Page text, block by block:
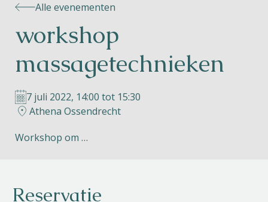
Le Perron
Alle evenementen
workshop
massagetechnieken
7 juli 2022, 14:00 tot 15:30
Athena Ossendrecht
Workshop om …
Reservatie